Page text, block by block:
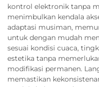
kontrol elektronik tanpa
menimbulkan kendala
adaptasi musiman,
untuk dengan mudah
sesuai kondisi cuaca,
estetika tanpa
modifikasi permanen.
memastikan